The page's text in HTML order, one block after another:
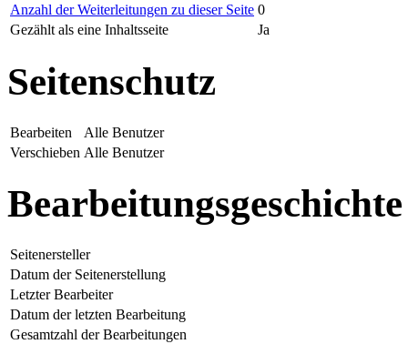
Anzahl der Weiterleitungen zu dieser Seite 0
Gezählt als eine Inhaltsseite
Ja
Seitenschutz
Bearbeiten
Alle Benutzer
Verschieben Alle Benutzer
Bearbeitungsgeschichte
Seitenersteller
Datum der Seitenerstellung
Letzter Bearbeiter
Datum der letzten Bearbeitung
Gesamtzahl der Bearbeitungen